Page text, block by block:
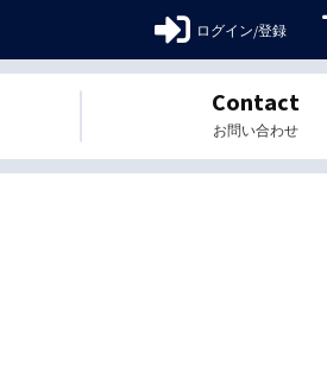
ログイン/登録
Contact
お問い合わせ